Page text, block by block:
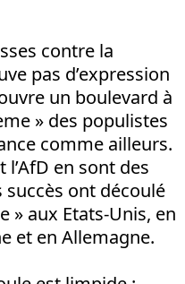
contre la
pas d’expression
un boulevard à
» des populistes
comme ailleurs.
en sont des
ont découlé
» aux Etats-Unis, en
et en Allemagne.